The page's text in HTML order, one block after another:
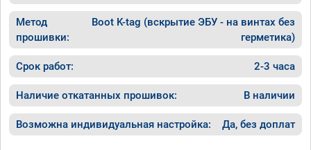
Метод
прошивки:
Boot K-tag (вскрытие ЭБУ - на винтах без
герметика)
Срок работ: 2-3 часа
Наличие откатанных прошивок: В наличии
Возможна индивидуальная настройка: Да, без доплат